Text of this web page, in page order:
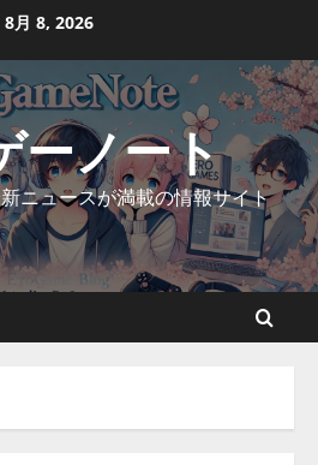
8月 8, 2026
ーノート
ニュースが満載の情報サイト